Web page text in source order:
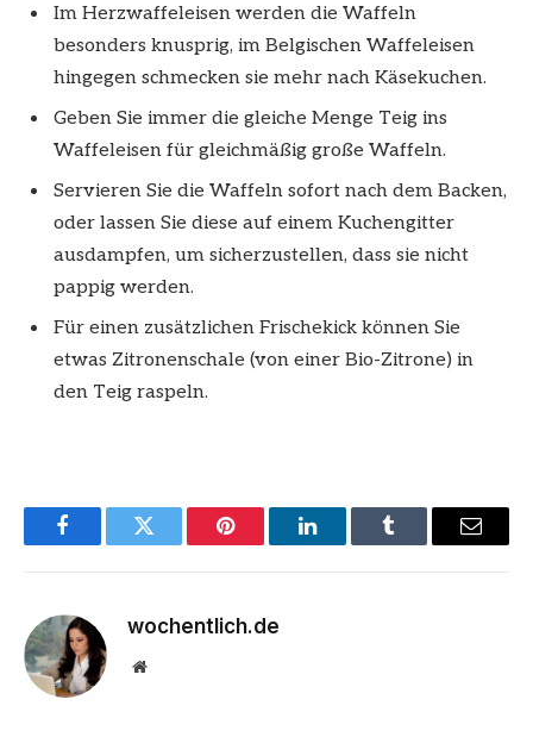
Im Herzwaffeleisen werden die Waffeln
besonders knusprig, im Belgischen Waffeleisen
hingegen schmecken sie mehr nach Käsekuchen.
Geben Sie immer die gleiche Menge Teig ins
Waffeleisen für gleichmäßig große Waffeln.
Servieren Sie die Waffeln sofort nach dem Backen,
oder lassen Sie diese auf einem Kuchengitter
ausdampfen, um sicherzustellen, dass sie nicht
pappig werden.
Für einen zusätzlichen Frischekick können Sie
etwas Zitronenschale (von einer Bio-Zitrone) in
den Teig raspeln.
FacebookTwitter Pinterest LinkedInTumblr Email
wochentlich.de
Website